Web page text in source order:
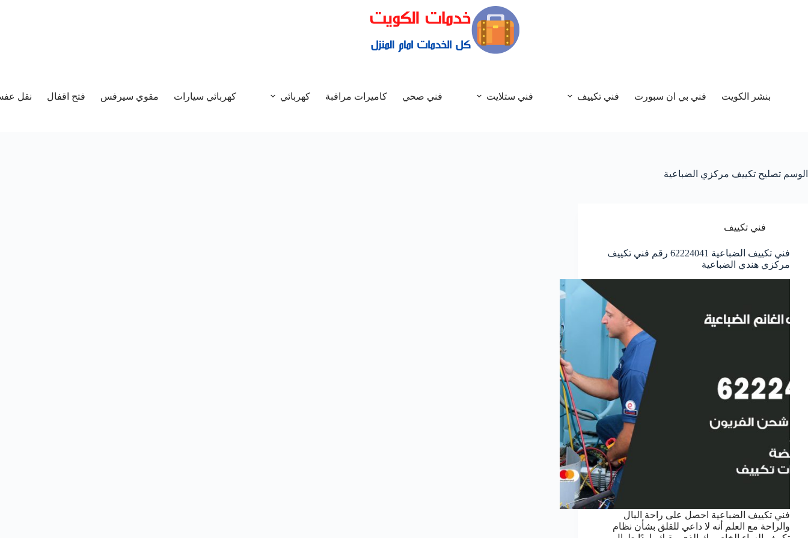
بنشر الكويت فني بي ان سبورت فني تكييف فني ستلايت فني صحي كاميرات مراقبة كهربائي كهربائي سيارات مقوي سيرفس فتح اقفال نقل
الوسم تصليح تكييف مركزي الضباعية
فني تكييف
فني تكييف الضباعية 62224041 رقم فني تكييف
مركزي هندي الضباعية
فني تكييف الضباعية احصل على راحة البال
والراحة مع العلم أنه لا داعي للقلق بشأن نظام